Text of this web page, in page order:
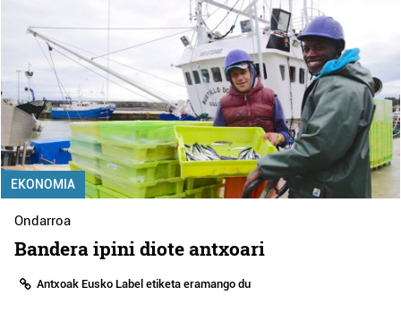
EKONOMIA
Ondarroa
Bandera ipini diote antxoari
Antxoak Eusko Label etiketa eramango du